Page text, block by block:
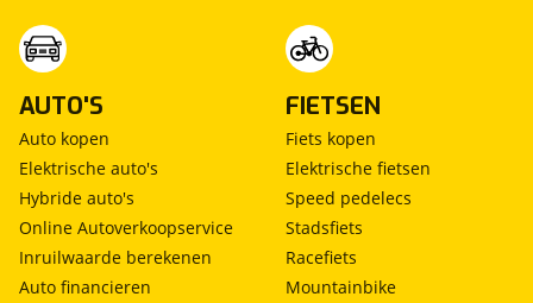
AUTO'S
Auto kopen
Elektrische auto's
Hybride auto's
Online Autoverkoopservice
Inruilwaarde berekenen
Auto financieren
FIETSEN
Fiets kopen
Elektrische fietsen
Speed pedelecs
Stadsfiets
Racefiets
Mountainbike